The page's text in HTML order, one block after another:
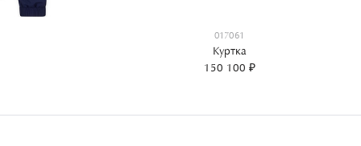
017061
Куртка
150 100 ₽